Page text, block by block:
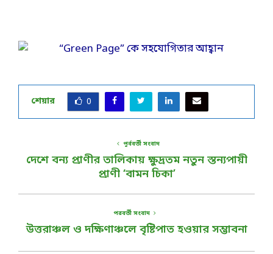
শেয়ার 0
পূর্ববর্তী সংবাদ
দেশে বন্য প্রাণীর তালিকায় ক্ষুদ্রতম নতুন স্তন্যপায়ী
প্রাণী ‘বামন চিকা’
পরবর্তী সংবাদ
উত্তরাঞ্চল ও দক্ষিণাঞ্চলে বৃষ্টিপাত হওয়ার সম্ভাবনা